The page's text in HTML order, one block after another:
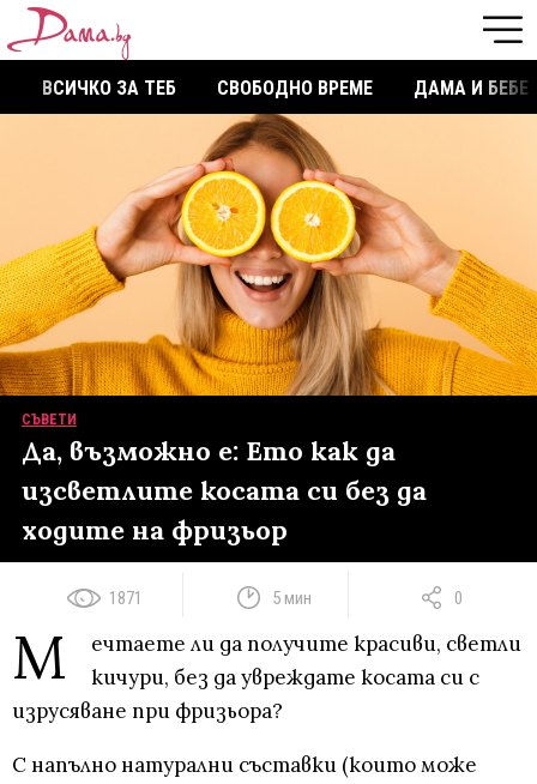
ВСИЧКО ЗА ТЕБ СВОБОДНО ВРЕМЕ ДАМА И БЕБЕ
СЪВЕТИ
Да, възможно е: Ето как да
изсветлите косата си без да
ходите на фризьор
1871 5 мин 0
М
ечтаете ли да получите красиви, светли
кичури, без да увреждате косата си с
изрусяване при фризьора?
С напълно натурални съставки (които може